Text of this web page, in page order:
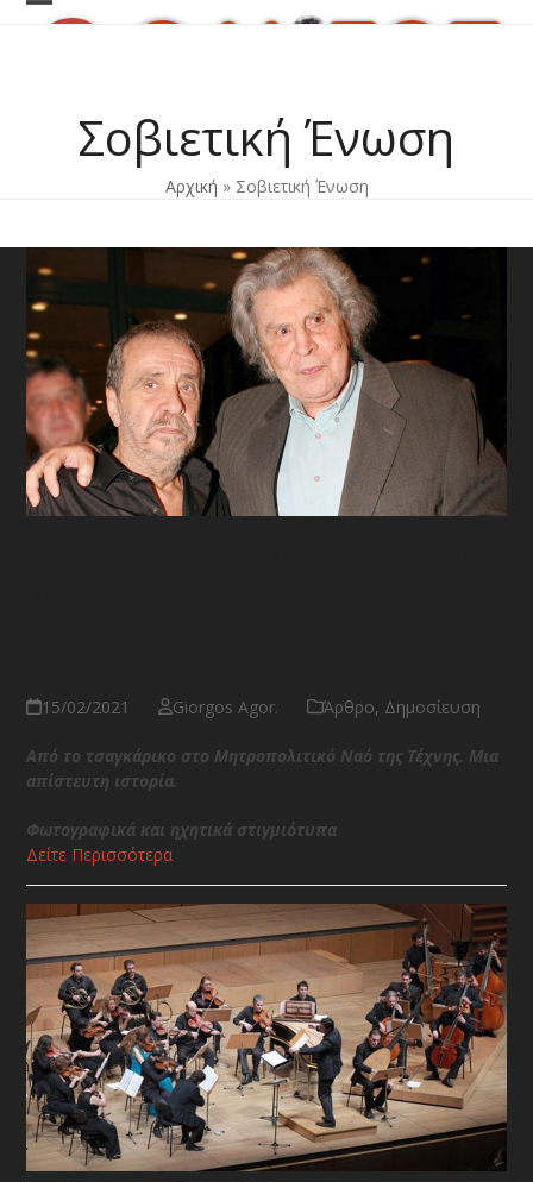
Skip
Open
Close
Σοβιετική Ένωση
Αρχική » Σοβιετική Ένωση
15/02/2021 Giorgos Agor. Άρθρο, Δημοσίευση
Από το τσαγκάρικο στο Μητροπολιτικό Ναό της Τέχνης. Μια
απίστευτη ιστορία.
Φωτογραφικά και ηχητικά στιγμιότυπα
Δείτε Περισσότερα